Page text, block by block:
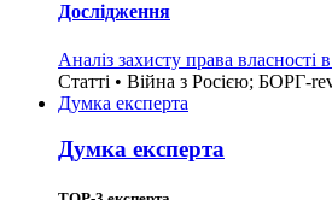
Дослідження
Аналіз захисту права власності
Статті • Війна з Росією; БОРГ-
Думка експерта
Думка експерта